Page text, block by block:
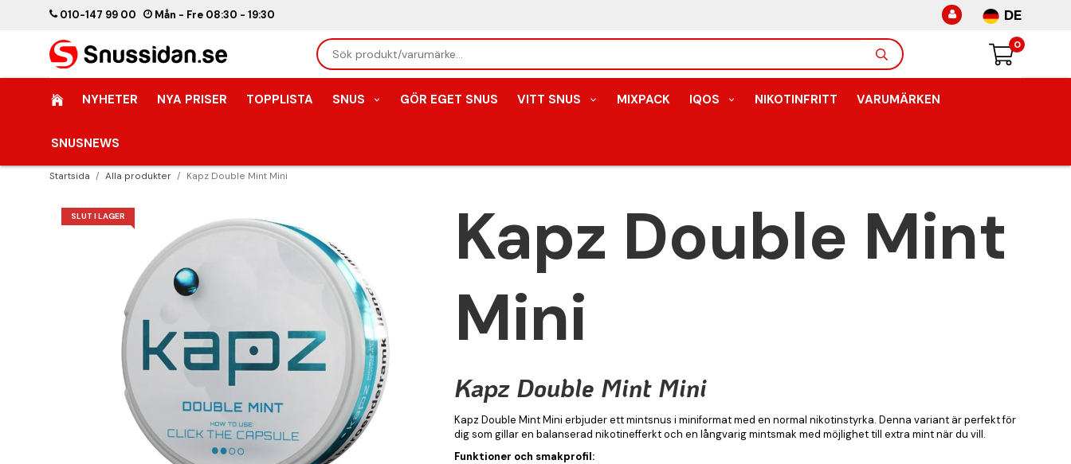
010-147 99 00 Mån - Fre 08:30 - 19:30 DE
0
NYHETER NYA PRISER TOPPLISTA SNUS GÖR EGET SNUS VITT SNUS MIXPACK IQOS NIKOTINFRITT VARUMÄRKEN
SNUSNEWS
Startsida / Alla produkter / Kapz Double Mint Mini
SLUT I LAGER
Kapz Double Mint
Mini
Kapz Double Mint Mini
Kapz Double Mint Mini erbjuder ett mintsnus i miniformat med en normal nikotinstyrka. Denna variant är perfekt för
dig som gillar en balanserad nikotinefferkt och en långvarig mintsmak med möjlighet till extra mint när du vill.
Funktioner och smakprofil: